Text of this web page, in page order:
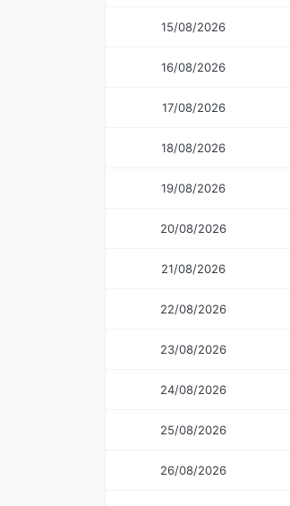
15/08/2026
16/08/2026
17/08/2026
18/08/2026
19/08/2026
20/08/2026
21/08/2026
22/08/2026
23/08/2026
24/08/2026
25/08/2026
26/08/2026